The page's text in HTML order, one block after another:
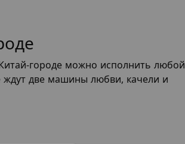
городе можно исполнить любой
ждут две машины любви, качели и